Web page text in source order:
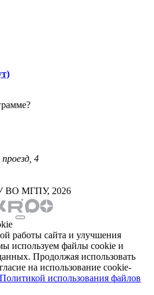
4
ВО МГПУ, 2026
работы сайта и улучшения
используем файлы cookie и
Продолжая использовать
на использование cookie-
использования файлов